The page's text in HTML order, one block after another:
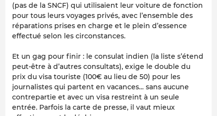
(pas de la SNCF) qui utilisaient leur voiture de fonction
pour tous leurs voyages privés, avec l’ensemble des
réparations prises en charge et le plein d’essence
effectué selon les circonstances.
Et un gag pour finir : le consulat indien (la liste s’étend
peut-être à d’autres consultats), exige le double du
prix du visa touriste (100€ au lieu de 50) pour les
journalistes qui partent en vacances… sans aucune
contrepartie et avec un visa restreint à un seule
entrée. Parfois la carte de presse, il vaut mieux